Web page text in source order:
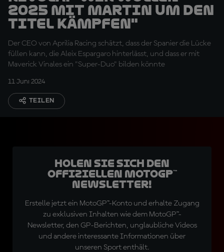
2025 mit Martin um den
Titel kämpfen"
Der CEO von Aprilia Racing schätzt, dass der Spanier die Lücke
füllen kann, die Aleix Espargaro hinterlässt, und dass er mit
Maverick Vinales ein "Super-Duo" bilden könnte
11 Juni 2024
TEILEN
Holen Sie sich den
offiziellen MotoGP™
Newsletter!
Erstelle jetzt ein MotoGP™-Konto und erhalte Zugang
zu exklusiven Inhalten wie dem MotoGP™-
Newsletter, den GP-Berichten, unglaubliche Videos
und andere interessante Informationen über
unseren Sport enthält.